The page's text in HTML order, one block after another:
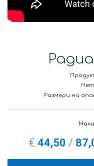
Размери на
€ 44,50 /